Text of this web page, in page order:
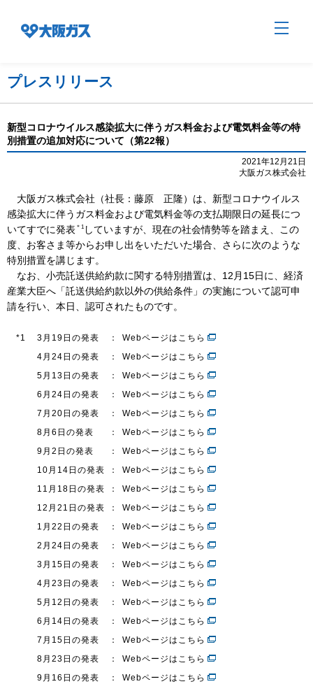
企業情報
社会貢献
技術開発
サステナビリティ
IR情報
プレスリリース
プレスリリース
新型コロナウイルス感染拡大に伴うガス料金および電気料金等の特
別措置の追加対応について（第22報）
2021年12月21日
大阪ガス株式会社
大阪ガス株式会社（社長：藤原 正隆）は、新型コロナウイルス
感染拡大に伴うガス料金および電気料金等の支払期限日の延長につ
いてすでに発表 ＊1 していますが、現在の社会情勢等を踏まえ、この
度、お客さま等からお申し出をいただいた場合、さらに次のような
特別措置を講じます。
なお、小売託送供給約款に関する特別措置は、12月15日に、経済
産業大臣へ「託送供給約款以外の供給条件」の実施について認可申
請を行い、本日、認可されたものです。
*1 3月19日の発表 ：
Webページはこちら
4月24日の発表
：
Webページはこちら
5月13日の発表
：
Webページはこちら
6月24日の発表
：
Webページはこちら
7月20日の発表
：
Webページはこちら
8月6日の発表
：
Webページはこちら
9月2日の発表
：
Webページはこちら
10月14日の発表
：
Webページはこちら
11月18日の発表
：
Webページはこちら
12月21日の発表
：
Webページはこちら
1月22日の発表
：
Webページはこちら
2月24日の発表
：
Webページはこちら
3月15日の発表
：
Webページはこちら
4月23日の発表
：
Webページはこちら
5月12日の発表
：
Webページはこちら
6月14日の発表
：
Webページはこちら
7月15日の発表
：
Webページはこちら
8月23日の発表
：
Webページはこちら
9月16日の発表
：
Webページはこちら